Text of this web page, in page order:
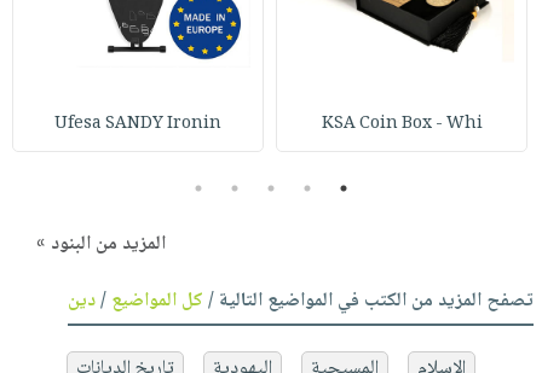
KSA Coin Box - Whi
Ufesa SANDY Ironin
1
2
3
4
5
المزيد من البنود »
تصفح المزيد من الكتب في المواضيع التالية /كل المواضيع/دين